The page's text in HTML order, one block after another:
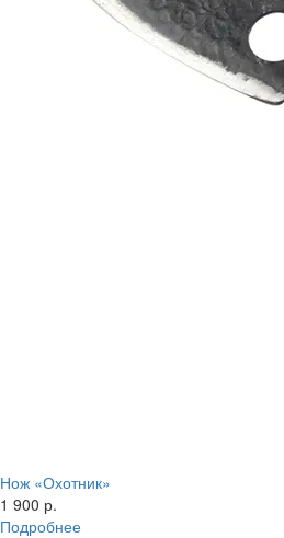
Нож «Охотник»
1 900 р.
Подробнее